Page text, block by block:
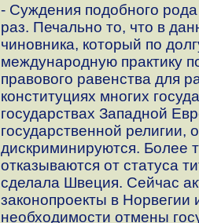
- Суждения подобного
раз. Печально то, что в
чиновника, который по
международную практику
правового равенства для
конституциях многих
государствах Западной
государственной религии,
дискриминируются. Более
отказываются от статуса
сделала Швеция. Сейчас
законопроекты в
необходимости отмены